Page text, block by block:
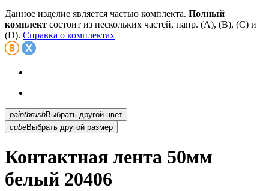
Данное изделие является частью комплекта. Полный
комплект состоит из нескольких частей, напр. (А), (B), (С) и
(D). Справка о комплектах
paintbrush
Выбрать другой цвет
cubeВыбрать другой размер
Контактная лента 50мм
белый 20406